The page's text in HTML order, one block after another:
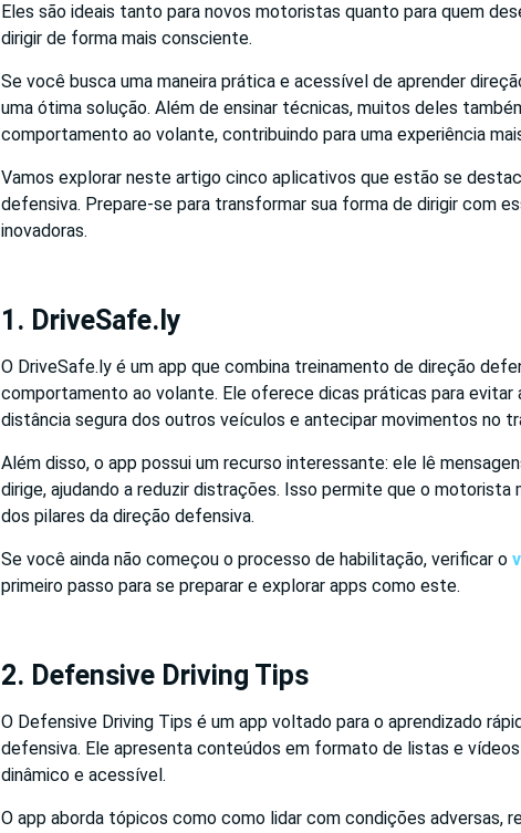
Eles são ideais tanto para novos motoristas quanto para quem
dirigir de forma mais consciente.
Se você busca uma maneira prática e acessível de aprender
uma ótima solução. Além de ensinar técnicas, muitos deles
comportamento ao volante, contribuindo para uma experiência
Vamos explorar neste artigo cinco aplicativos que estão se
defensiva. Prepare-se para transformar sua forma de dirigir com
inovadoras.
1. DriveSafe.ly
O DriveSafe.ly é um app que combina treinamento de direção
comportamento ao volante. Ele oferece dicas práticas para evitar
distância segura dos outros veículos e antecipar movimentos no
Além disso, o app possui um recurso interessante: ele lê
dirige, ajudando a reduzir distrações. Isso permite que o
dos pilares da direção defensiva.
Se você ainda não começou o processo de habilitação, verificar o
primeiro passo para se preparar e explorar apps como este.
2. Defensive Driving Tips
O Defensive Driving Tips é um app voltado para o aprendizado
defensiva. Ele apresenta conteúdos em formato de listas e
dinâmico e acessível.
O app aborda tópicos como como lidar com condições adversas,